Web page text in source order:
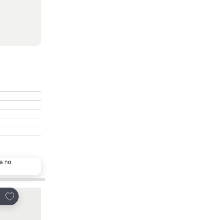
no
Adicionar aos favoritos